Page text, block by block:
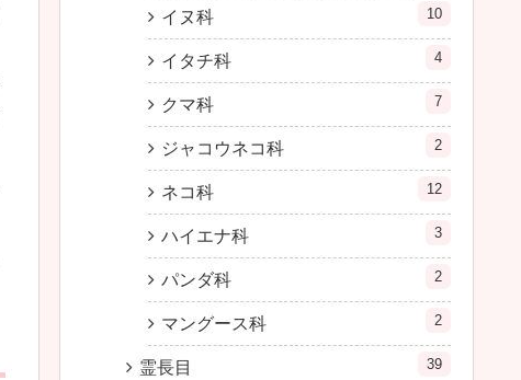
イヌ科 10
イタチ科 4
クマ科 7
ジャコウネコ科 2
ネコ科 12
ハイエナ科 3
パンダ科 2
マングース科 2
霊長目 39